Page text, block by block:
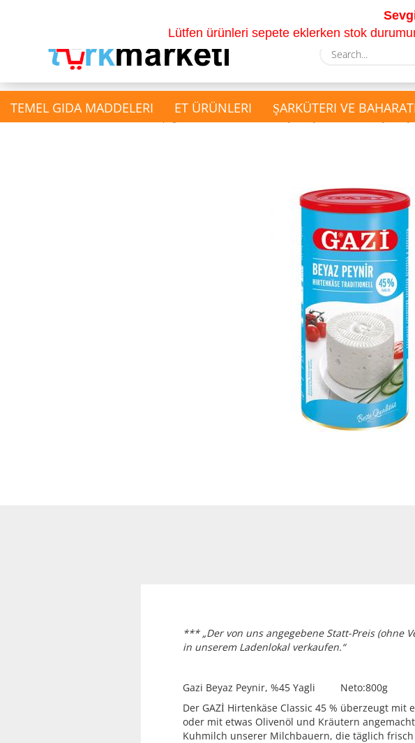
Lütfen ürünleri sepete eklerken stok
TEMEL GIDA MADDELERI ET ÜRÜNLERI ŞARKÜTERI VE
show Kuruyemis ve
Kurutulmus Meyveler
Kabak ve Ayçekirdeği
Kurutulmuş Meyveler
Kuruyemis Cesitleri
» »
*** „Der von uns angegebene Statt-Preis (ohne
in unserem Ladenlokal verkaufen.“
Gazi Beyaz Peynir, %45 Yagli Neto:800g
Der GAZİ Hirtenkäse Classic 45 % überzeugt
oder mit etwas Olivenöl und Kräutern
Kuhmilch unserer Milchbauern, die täglich